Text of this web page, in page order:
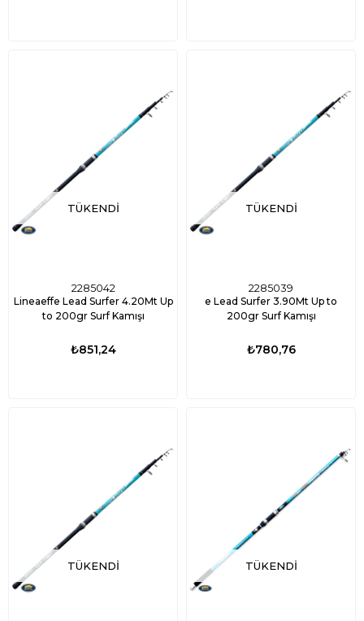
TÜKENDI
2285042
Lineaeffe Lead Surfer 4.20Mt Up
to 200gr Surf Kamışı
₺851,24
TÜKENDI
2285039
e Lead Surfer 3.90Mt Up to
200gr Surf Kamışı
₺780,76
TÜKENDI TÜKENDI